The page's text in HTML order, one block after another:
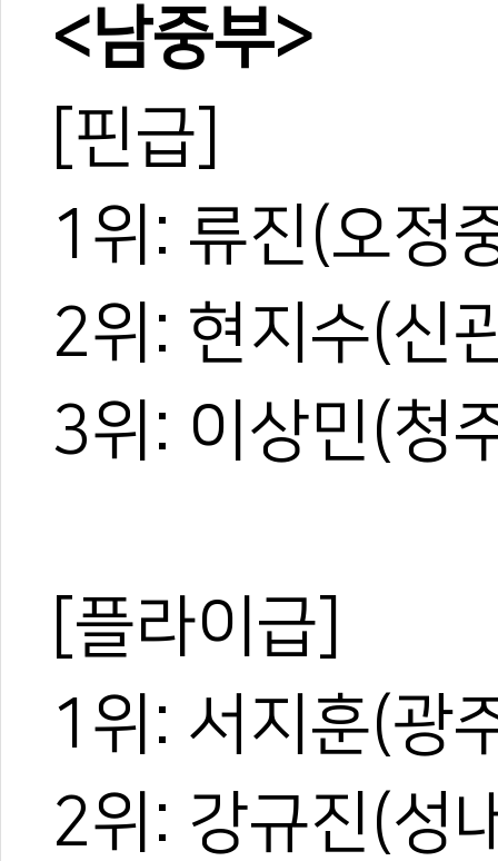
<남중부>
[핀급]
1위: 류진(오정
2위: 현지수(신
3위: 이상민(청
[플라이급]
1위: 서지훈(광
2위: 강규진(성